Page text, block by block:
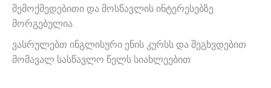
შემოქმედებითი და მოსწავლის ინტერესებზე
მორგებულია.
ვასრულებთ ინგლისური ენის კურსს და შეგხვდებით
მომავალ სასწავლო წელს სიახლეებით